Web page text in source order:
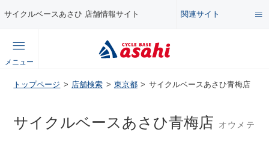
サイクルベースあさひ 店舗情報サイト 関連サイト
総合サイト
公式オンラインストア
企業情報サイト
メニュー
コンテンツ
トップページ 店舗検索 東京都 サイクルベースあさひ青梅店
サイクルベースあさひ青梅店 オウメテ